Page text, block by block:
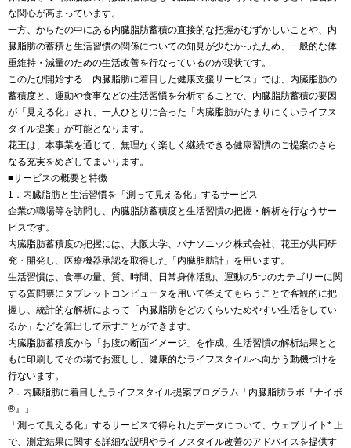
な関心が高まっています。
一方、からだの中にある内臓脂肪蓄積の直接的な把握がむずかしいことや、内
臓脂肪の蓄積と生活習慣の関係についての知見が少なかったため、一般的な体
重維持・減量のための生活改善を行なっているのが現状です。
このたび開始する「内臓脂肪に着目した健康支援サービス」では、内臓脂肪の
蓄積度と、運動や食事などの生活習慣を分析することで、内臓脂肪蓄積の要因
が「見える化」され、一人ひとりに合った「内臓脂肪がたまりにくいライフス
タイル提案」が可能となります。
花王は、本事業を通じて、無理なく楽しく継続できる健康習慣のご提案のさら
なる充実をめざしてまいります。
■サービスの概要と特徴
1．内臓脂肪と生活習慣を「測って見える化」するサービス
企業の職場等を訪問し、内臓脂肪蓄積度と生活習慣の把握・解析を行なうサー
ビスです。
内臓脂肪蓄積度の把握には、大阪大学、パナソニック株式会社、花王が共同研
究・開発し、医療機器承認を取得した「内臓脂肪計」を用います。
生活習慣は、食事の量、質、時間、日常身体活動、運動の5つのカテゴリーに関
する質問票にタブレットコンピュータを用いて答えてもらうことで客観的に把
握し、統計的な解析によって「内臓脂肪をどのくらいためやすい生活をしてい
るか」などを算出して示すことができます。
内臓脂肪蓄積度から「お腹の断面イメージ」を作成、生活習慣の解析結果とと
もに印刷してその場でお渡しし、健康的なライフスタイルへ向かう動機づけを
行ないます。
2．内臓脂肪に着目したライフスタイル提案プログラム「内臓脂肪ラボ『ナイボ
®』」
「測って見える化」するサービスで得られたデータについて、ウェブサイト* 上
で、測定結果に関する詳細な説明やライフスタイル改善のアドバイスを提供す